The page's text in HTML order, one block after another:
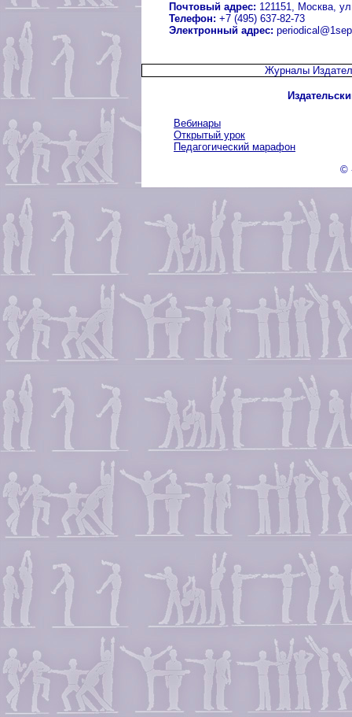
Почтовый адрес: 121151, Москва,
Телефон: +7 (495) 637-82-73
Электронный адрес:
Журналы
Вебинары
Открытый урок
Педагогический марафон
©